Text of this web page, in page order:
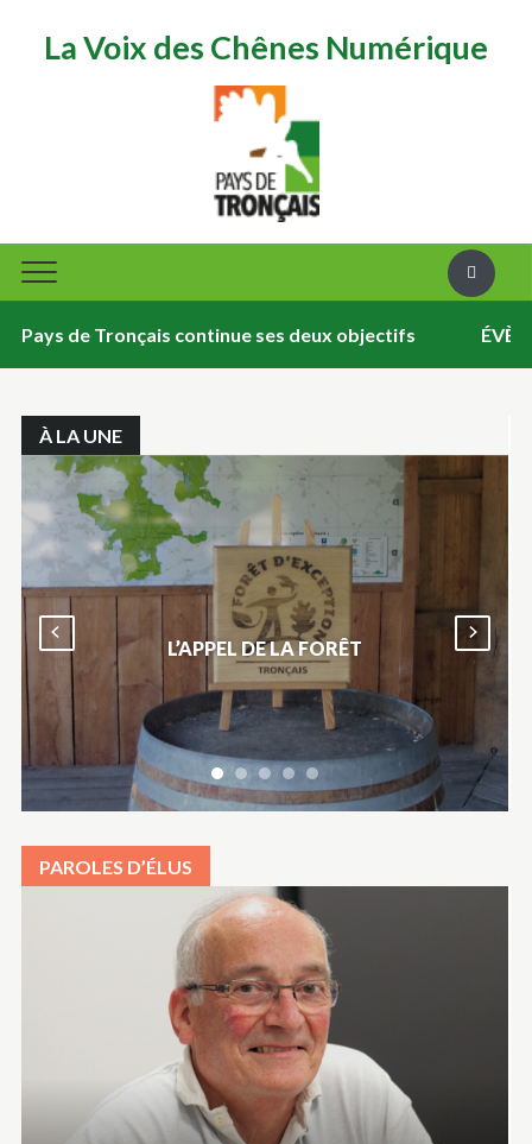
La Voix des Chênes Numérique
Tronçais continue ses deux objectifs ÉVÈNEMENT
À LA UNE
L’APPEL DE LA FORÊT
PAROLES D’ÉLUS